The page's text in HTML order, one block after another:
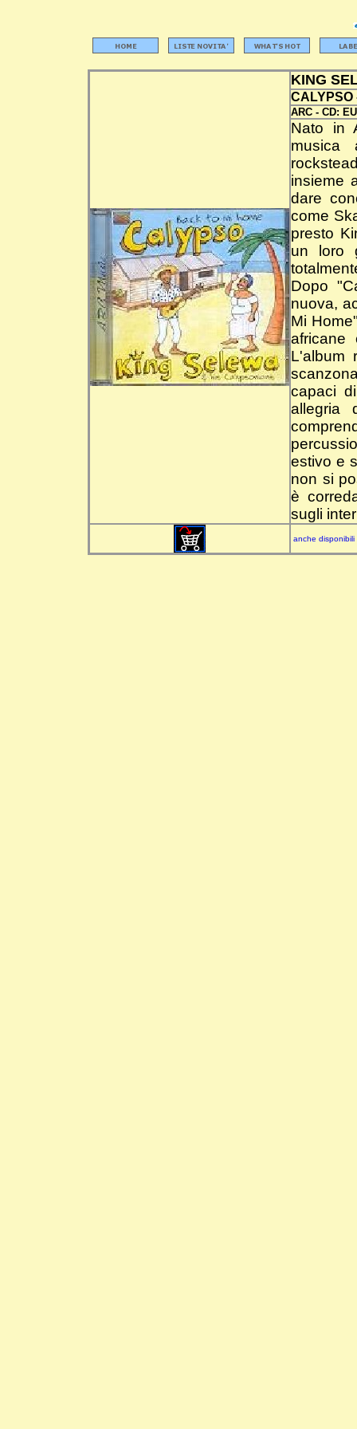
KING
CALYPSO
ARC - CD:
Nato in
musica
insieme
dare
come
presto
un loro
Dopo
nuova,
Mi
africane
L'album
capaci
allegria
estivo e
non si
è
sugli
anche disponibili